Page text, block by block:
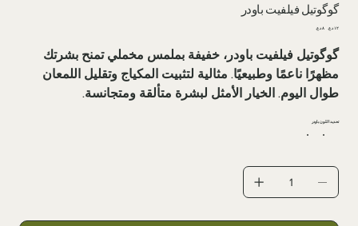
گوگوتیل فيلفيت باودر
السعرسعر
گوگوتیل فیلفیت باودر، خفيفة بملمس مخملي تمنح بشرتك
مظهرًا ناعمًا وطبيعيًا. مثالية لتثبيت المكياج وتقليل اللمعان
طوال اليوم. الخيار الأمثل لبشرة متألقة ومتجانسة.
تحدید اللون باودر